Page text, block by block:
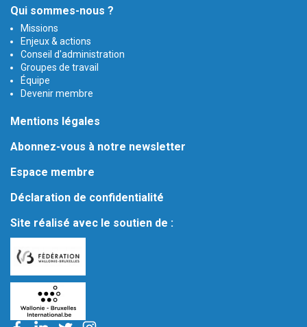
Qui sommes-nous ?
Missions
Enjeux & actions
Conseil d'administration
Groupes de travail
Équipe
Devenir membre
Mentions légales
Abonnez-vous à notre newsletter
Espace membre
Déclaration de confidentialité
Site réalisé avec le soutien de :